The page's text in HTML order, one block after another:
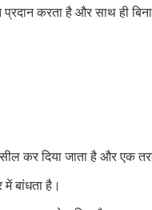
प्रदान करता है और साथ ही
कर दिया जाता है और एक
बांधता है।